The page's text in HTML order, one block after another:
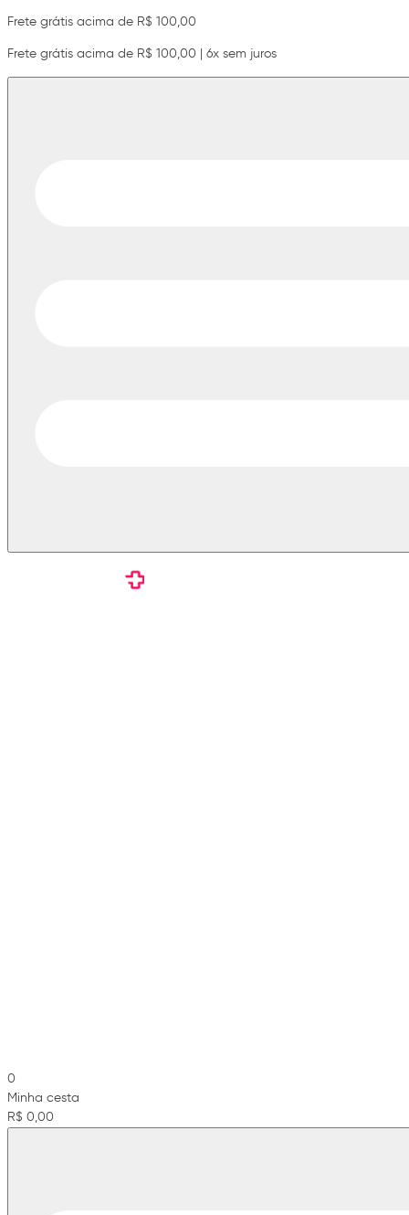
Frete grátis acima de R$ 100,00
Frete grátis acima de R$ 100,00 | 6x sem juros
0
Minha cesta
R$ 0,00